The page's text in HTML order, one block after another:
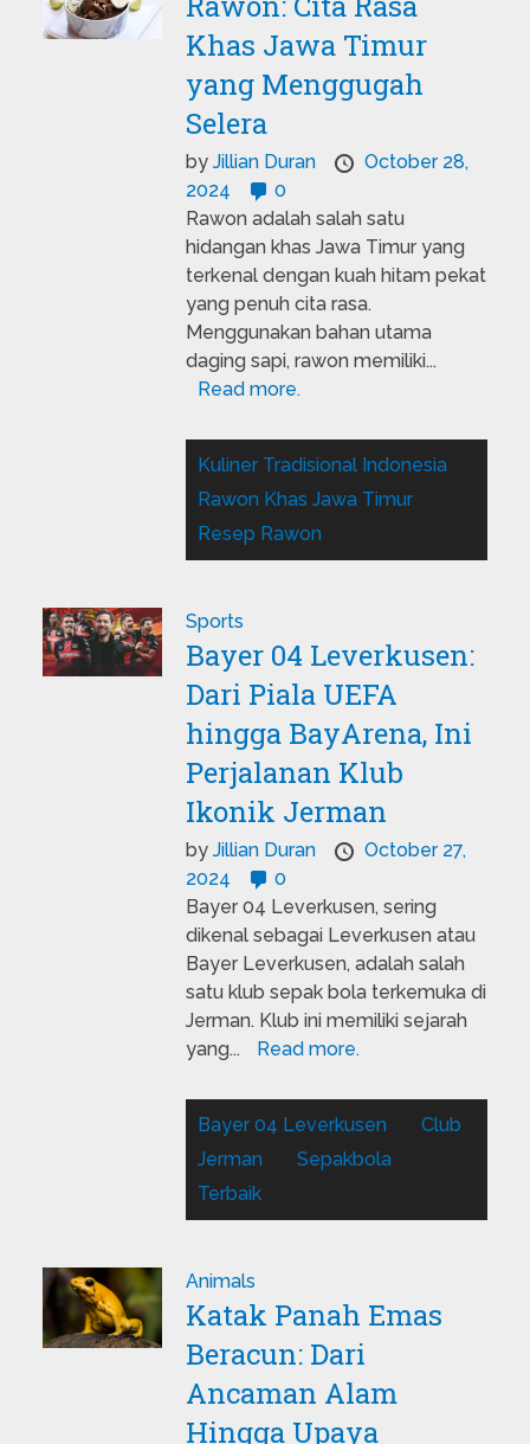
Khas Jawa Timur
yang Menggugah
Selera
byJillian Duran
October 28,
2024
0
Rawon adalah salah satu
hidangan khas Jawa Timur yang
terkenal dengan kuah hitam pekat
yang penuh cita rasa.
Menggunakan bahan utama
daging sapi, rawon memiliki...
Read more.
Kuliner Tradisional Indonesia
Rawon Khas Jawa Timur
Resep Rawon
Sports
Bayer 04 Leverkusen:
Dari Piala UEFA
hingga BayArena, Ini
Perjalanan Klub
Ikonik Jerman
byJillian Duran
October 27,
2024
0
Bayer 04 Leverkusen, sering
dikenal sebagai Leverkusen atau
Bayer Leverkusen, adalah salah
satu klub sepak bola terkemuka di
Jerman. Klub ini memiliki sejarah
yang...
Read more.
Bayer 04 Leverkusen
Club
Jerman
Sepakbola
Terbaik
Animals
Katak Panah Emas
Beracun: Dari
Ancaman Alam
Hingga Upaya